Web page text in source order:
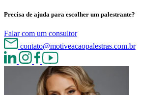
Precisa de ajuda para escolher um palestrante?
Falar com um consultor
contato@motiveacaopalestras.com.br